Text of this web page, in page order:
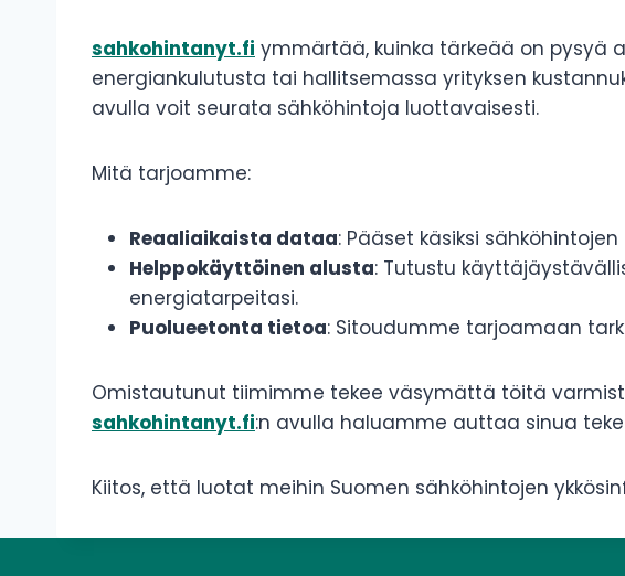
sahkohintanyt.fi ymmärtää, kuinka tärkeää on pysyä
energiankulutusta tai hallitsemassa yrityksen
avulla voit seurata sähköhintoja luottavaisesti.
Mitä tarjoamme:
Reaaliaikaista dataa: Pääset käsiksi
Helppokäyttöinen alusta: Tutustu
energiatarpeitasi.
Puolueetonta tietoa: Sitoudumme tarjoamaan
Omistautunut tiimimme tekee väsymättä töitä
sahkohintanyt.fi:n avulla haluamme auttaa sinua
Kiitos, että luotat meihin Suomen sähköhintojen